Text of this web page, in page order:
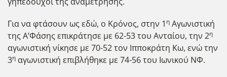
Για να φτάσουν ως εδώ, ο Κρόνος, στην 1 η Αγωνιστική
της Α’Φάσης επικράτησε με 62-53 του Ανταίου, την 2η
αγωνιστική νίκησε με 70-52 τον Ιπποκράτη Κω, ενώ την
3η αγωνιστική επιβλήθηκε με 74-56 του Ιωνικού ΝΦ.